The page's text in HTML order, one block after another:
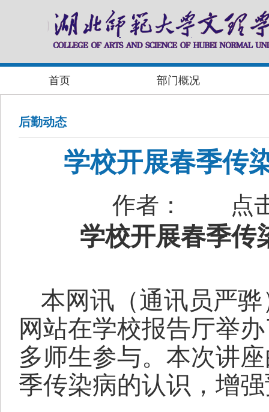
首页 部门概况
后勤动态
学校开展春季传
作者： 点
学校开展春季传
本网讯（通讯员严骅
网站在学校报告厅举
多师生参与。本次讲
季传染病的认识，增